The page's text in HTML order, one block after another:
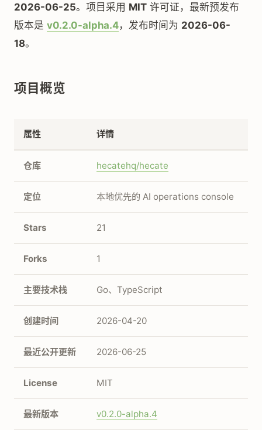
2026-06-25。项目采用 MIT 许可证，最新预发布
版本是 v0.2.0-alpha.4，发布时间为 2026-06-
18。
项目概览
属性 详情
仓库 hecatehq/hecate
定位 本地优先的 AI operations console
Stars 21
Forks 1
主要技术栈 Go、TypeScript
创建时间 2026-04-20
最近公开更新 2026-06-25
License MIT
最新版本 v0.2.0-alpha.4